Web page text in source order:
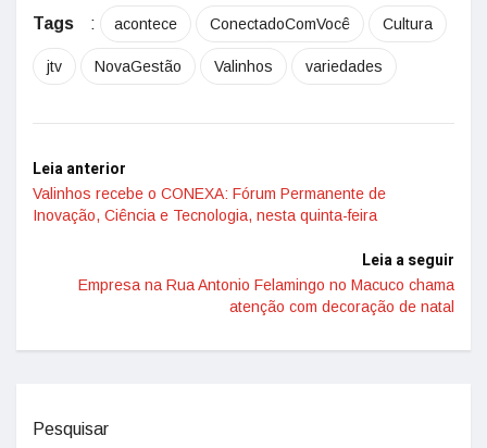
Tags : acontece ConectadoComVocê Cultura
jtv NovaGestão Valinhos variedades
Leia anterior
Valinhos recebe o CONEXA: Fórum Permanente de
Inovação, Ciência e Tecnologia, nesta quinta-feira
Leia a seguir
Empresa na Rua Antonio Felamingo no Macuco chama
atenção com decoração de natal
Pesquisar